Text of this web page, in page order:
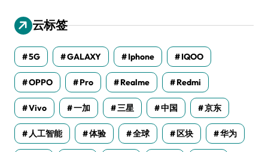
云标签
5G GALAXY Iphone IQOO
OPPO Pro Realme Redmi
Vivo 一加 三星 中国 京东
人工智能 体验 全球 区块 华为